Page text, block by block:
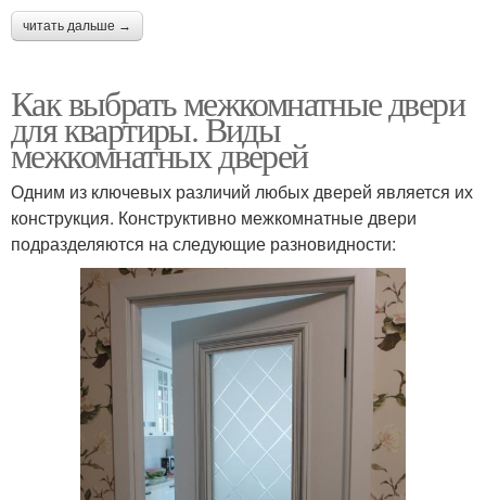
читать дальше →
Как выбрать межкомнатные двери
для квартиры. Виды
межкомнатных дверей
Одним из ключевых различий любых дверей является их
конструкция. Конструктивно межкомнатные двери
подразделяются на следующие разновидности: